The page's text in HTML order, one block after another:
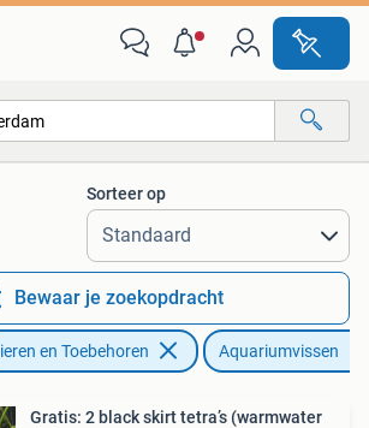
Alle afstanden…
Sorteer op
Bewaar je zoekopdracht
en Toebehoren Aquariumvissen
Gratis: 2 black skirt tetra’s (warmwater